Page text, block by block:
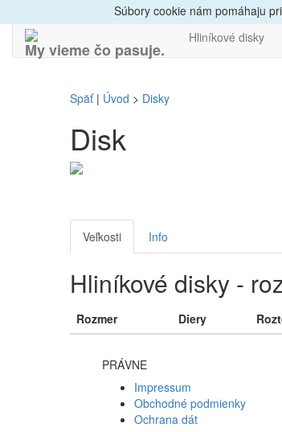
Dovoz do 24h
My vieme čo pasuje.
Hliníkové disky
Späť| Úvod > Disky
Disk
Veľkosti Info
Hliníkové disky -
Rozmer Diery
PRÁVNE
Impressum
Obchodné podmienky
Ochrana dát
Súbory cookie nám pomáhaju